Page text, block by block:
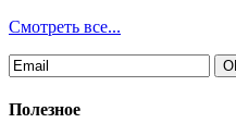
Смотреть все...
Полезное